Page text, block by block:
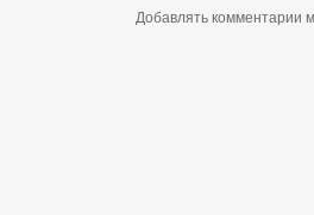
Добавлять комментарии